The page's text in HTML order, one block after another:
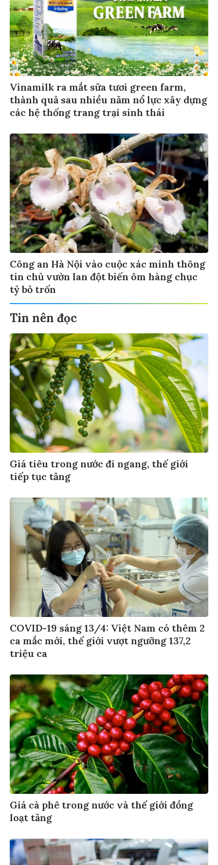
Vinamilk ra mắt sữa tươi green farm,
thành quả sau nhiều năm nổ lực xây dựng
các hệ thống trang trại sinh thái
Công an Hà Nội vào cuộc xác minh thông
tin chủ vườn lan đột biến ôm hàng chục
tỷ bỏ trốn
Tin nên đọc
Giá tiêu trong nước đi ngang, thế giới
tiếp tục tăng
COVID-19 sáng 13/4: Việt Nam có thêm 2
ca mắc mới, thế giới vượt ngưỡng 137,2
triệu ca
Giá cà phê trong nước và thế giới đồng
loạt tăng